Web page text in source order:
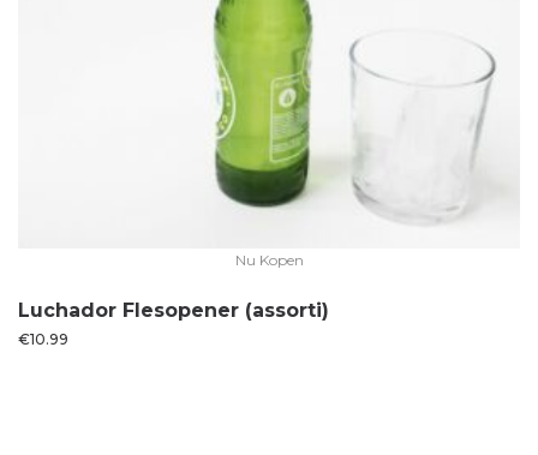
Nu Kopen
Luchador Flesopener (assorti)
€10.99